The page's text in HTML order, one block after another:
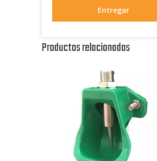
Entregar
Productos relacionados